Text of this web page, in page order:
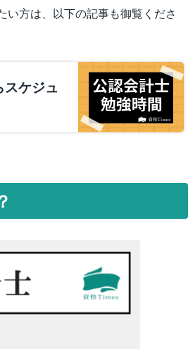
方は、以下の記事も御覧くださ
ケジュ